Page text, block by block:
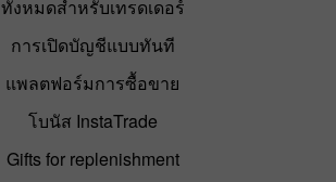
ทั้งหมดสำหรับเทรดเดอร์
การเปิดบัญชีแบบทันที
แพลตฟอร์มการซื้อขาย
โบนัส InstaTrade
Gifts for replenishment